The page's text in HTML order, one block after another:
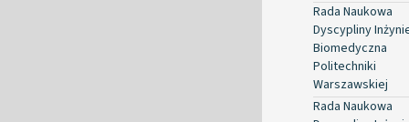
Rada Naukowa
Dyscypliny
Biomedyczna
Politechniki
Warszawskiej
Rada Naukowa